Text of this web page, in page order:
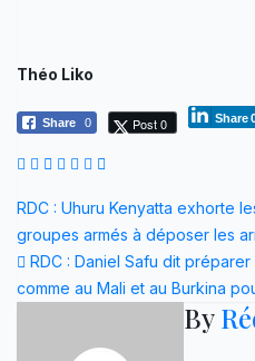
Théo Liko
Share 0 Post 0 Share
Navigation
de
l’article
RDC : Uhuru Kenyatta exhorte
groupes armés à déposer les
RDC : Daniel Safu dit
comme au Mali et au Burkina
By